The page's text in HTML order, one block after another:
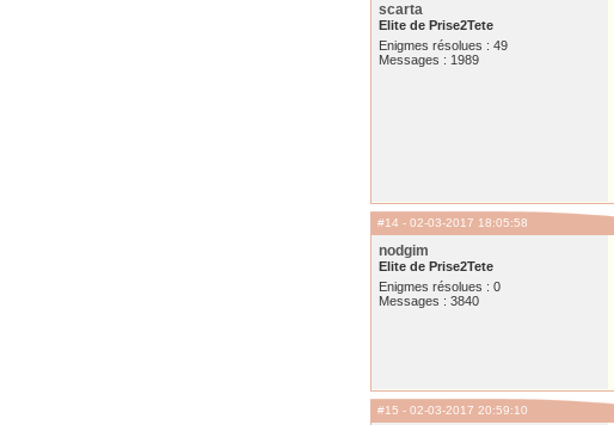
scarta
Elite de Prise2Tete
Enigmes résolues : 49
Messages : 1989
#14 - 02-03-2017 18:05:58
nodgim
Elite de Prise2Tete
Enigmes résolues : 0
Messages : 3840
#15 - 02-03-2017 20:59:10